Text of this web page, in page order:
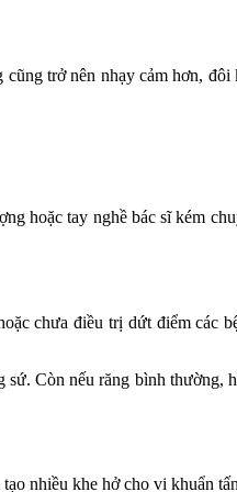
trở nên nhạy cảm hơn,
hoặc tay nghề bác sĩ kém
chưa điều trị dứt điểm các
Còn nếu răng bình thường,
nhiều khe hở cho vi khuẩn